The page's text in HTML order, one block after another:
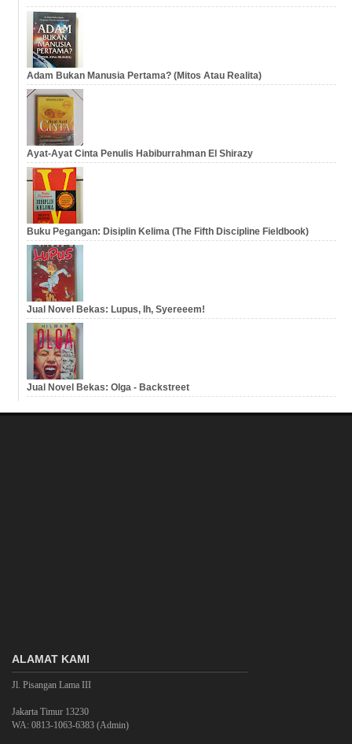
Adam Bukan Manusia Pertama? (Mitos Atau Realita)
Ayat-Ayat Cinta Penulis Habiburrahman El Shirazy
Buku Pegangan: Disiplin Kelima (The Fifth Discipline Fieldbook)
Jual Novel Bekas: Lupus, Ih, Syereeem!
Jual Novel Bekas: Olga - Backstreet
ALAMAT KAMI
Jl. Pisangan Lama III
Jakarta Timur 13230
WA: 0813-1063-6383 (Admin)